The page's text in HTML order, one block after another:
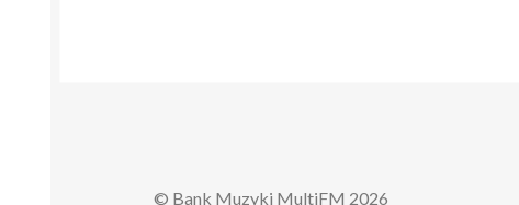
© Bank Muzyki MultiFM 2026